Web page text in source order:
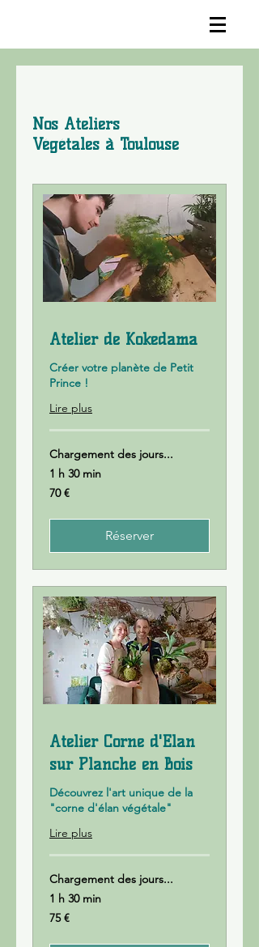
Nos Ateliers
Végétales à Toulouse
Atelier de Kokedama
Créer votre planète de Petit
Prince !
Lire plus
Chargement des jours...
1 h 30 min
70
euros
70 €
Réserver
Atelier Corne d'Elan
sur Planche en Bois
Découvrez l'art unique de la
"corne d'élan végétale"
Lire plus
Chargement des jours...
1 h 30 min
75
euros
75 €